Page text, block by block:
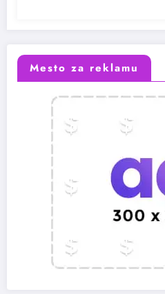
Mesto za reklamu